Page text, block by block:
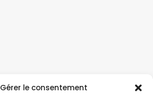
Gérer le consentement